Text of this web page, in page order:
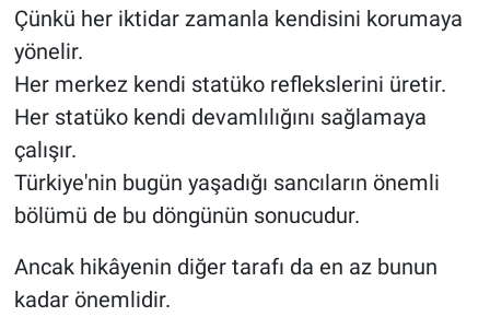
Çünkü her iktidar zamanla kendisini korumaya
yönelir.
Her merkez kendi statüko reflekslerini üretir.
Her statüko kendi devamlılığını sağlamaya
çalışır.
Türkiye'nin bugün yaşadığı sancıların önemli
bölümü de bu döngünün sonucudur.
Ancak hikâyenin diğer tarafı da en az bunun
kadar önemlidir.